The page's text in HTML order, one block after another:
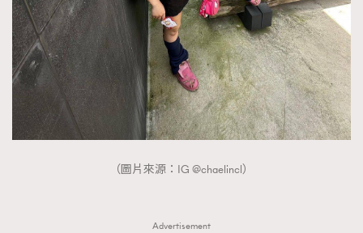
（圖片來源：IG @chaelincl）
Advertisement